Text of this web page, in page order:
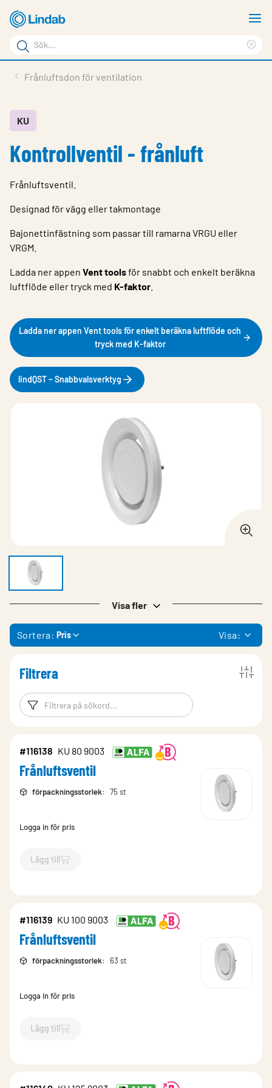
Hoppa
till
huvudinnehållet
Sökord
Sök
på
Service & Support
Hållbarhet
Choose languge
Sweden
Frånluftsdon för ventilation
KU
Kontrollventil - frånluft
Frånluftsventil.
Designad för vägg eller takmontage
Bajonettinfästning som passar till ramarna VRGU eller
VRGM.
Ladda ner appen Vent toolsför snabbt och enkelt beräkna
luftflöde eller tryck med K-faktor
Ladda ner appen Vent tools för enkelt beräkna luftflöde och
tryck med K-faktor
lindQST – Snabbvalsverktyg
Visa fler
Sortera: Pris Visa:
Filtrera
Filtreringsord Filtrera
#116138 KU 80 9003
Frånluftsventil
förpackningsstorlek: 75 st
Logga in för pris
Lägg till
`$Lägg till
#116139 KU 100 9003
Frånluftsventil
förpackningsstorlek: 63 st
Logga in för pris
Lägg till
`$Lägg till